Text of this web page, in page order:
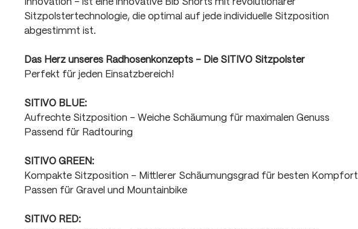
Innovation - ist eine innovative Bib Shorts mit revolutionärer
Sitzpolstertechnologie, die optimal auf jede individuelle Sitzposition
abgestimmt ist.
Das Herz unseres Radhosenkonzepts - Die SITIVO Sitzpolster
Perfekt für jeden Einsatzbereich!
SITIVO BLUE:
Aufrechte Sitzposition - Weiche Schäumung für maximalen Genuss
Passend für Radtouring
SITIVO GREEN:
Kompakte Sitzposition - Mittlerer Schäumungsgrad für besten Kompfort
Passen für Gravel und Mountainbike
SITIVO RED: